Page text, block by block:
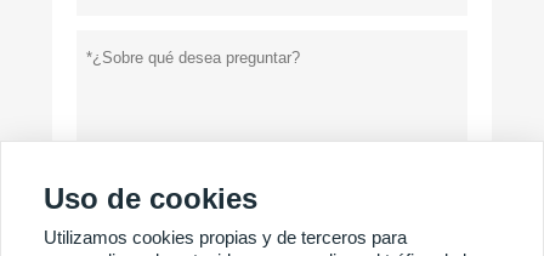
presentar Política de privacidad
Uso de cookies
Utilizamos cookies propias y de terceros para